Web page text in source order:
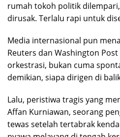
rumah tokoh politik
dirusak. Terlalu rapi untuk
Media internasional pun
Reuters dan Washington
orkestrasi, bukan cuma
demikian, siapa dirigen di
Lalu, peristiwa tragis yang
Affan Kurniawan, seorang
tewas setelah tertabrak